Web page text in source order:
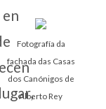
Fotografía da
fachada das Casas
dos Canónigos de
Alberto Rey